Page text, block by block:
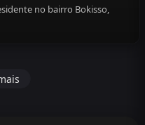
no bairro Bokisso,